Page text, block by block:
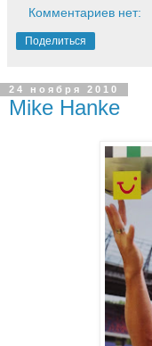
Комментариев нет:
Поделиться
24 ноября 2010
Mike Hanke